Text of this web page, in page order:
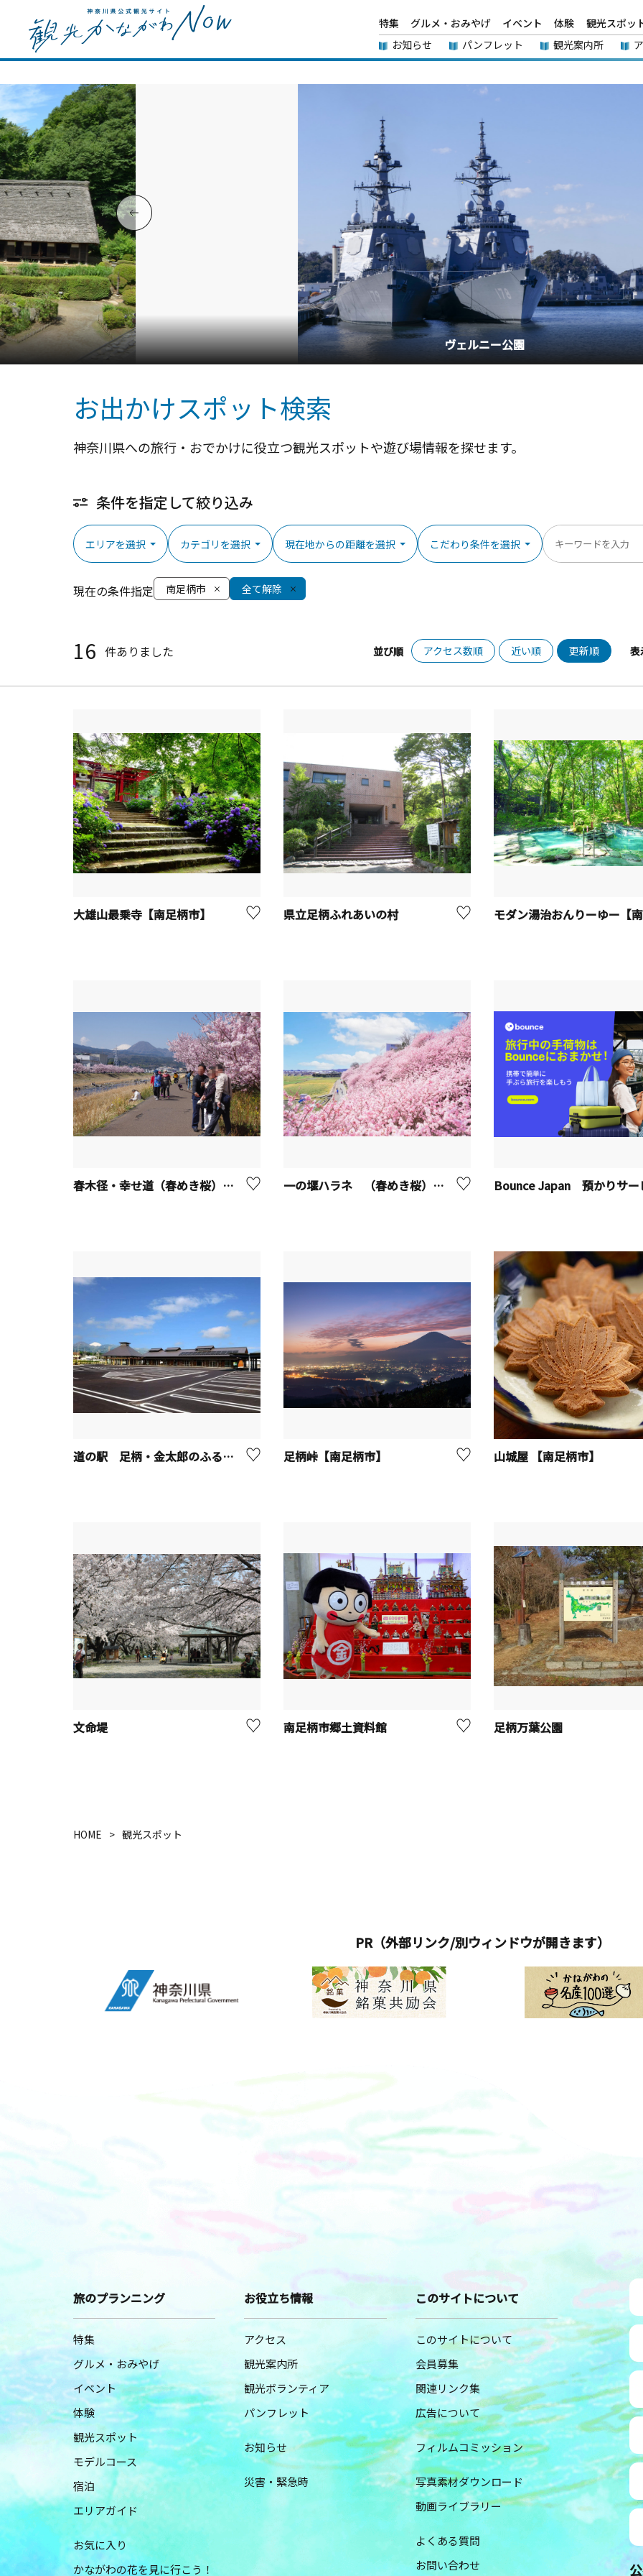
特集 グルメ・おみやげ イベント 体験
観光スポッ
お知らせ
パンフレット 観光案内所
ヴェルニー公園
お出かけスポット検索
神奈川県への旅行・おでかけに役立つ観光スポットや遊び場情報を探せます。
条件を指定して絞り込み
エリアを選択 カテゴリを選択 現在地からの距離を選択 こだわり条件を選択
現在の条件指定 南足柄市 全て解除
16 件ありました 並び順 アクセス数順 近い順 更新順 表
大雄山最乗寺【南足柄市】 県立足柄ふれあいの村
春木径・幸せ道（春めき桜）【南足柄市】 一の堰ハラネ （春めき桜）【南足柄市】 Bounce Japan 預かりサー
道の駅 足柄・金太郎のふるさと 足柄峠【南足柄市】 山城屋 【南足柄市】
文命堤 南足柄市郷土資料館 足柄万葉公園
HOME 観光スポット
PR（外部リンク/別ウィンドウが開きます）
旅のプランニング
特集
グルメ・おみやげ
イベント
体験
観光スポット
モデルコース
宿泊
エリアガイド
お気に入り
かながわの花を見に行こう！
お役立ち情報
アクセス
観光案内所
観光ボランティア
パンフレット
お知らせ
災害・緊急時
このサイトについて
このサイトについて
会員募集
関連リンク集
広告について
フィルムコミッション
写真素材ダウンロード
動画ライブラリー
よくある質問
お問い合わせ